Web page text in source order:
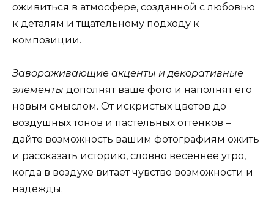
оживиться в атмосфере, созданной с любовью
к деталям и тщательному подходу к
композиции.
Завораживающие акценты и декоративные
элементы дополнят ваше фото и наполнят его
новым смыслом. От искристых цветов до
воздушных тонов и пастельных оттенков –
дайте возможность вашим фотографиям ожить
и рассказать историю, словно весеннее утро,
когда в воздухе витает чувство возможности и
надежды.